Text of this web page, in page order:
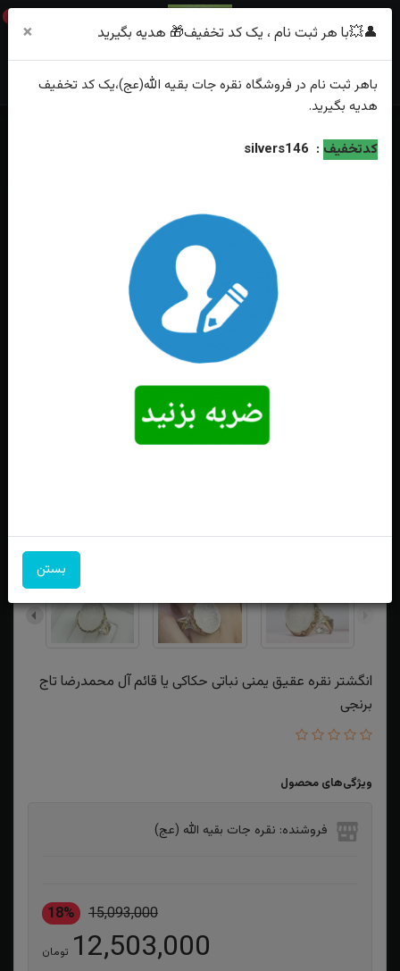
0
خانه
فهرست محصولات
انگشتر نقره عقیق یمنی نباتی حکاکی یا قائم آل محمدرضا تاج برنجی
انگشتر نقره عقیق یمنی نباتی حکاکی یا قائم آل محمدرضا تاج
برنجی
ویژگی‌های محصول
فروشنده: نقره جات بقیه الله (عج)
15,093,000
18%
12,503,000 تومان
👤💥با هر ثبت نام ، یک کد تخفیف🎁 هدیه بگیرید ×
باهر ثبت نام در فروشگاه نقره جات بقیه الله(عج)،یک کد تخفیف
هدیه بگیرید.
کدتخفیف :
silvers146
بستن